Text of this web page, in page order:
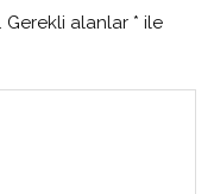
Gerekli alanlar * ile